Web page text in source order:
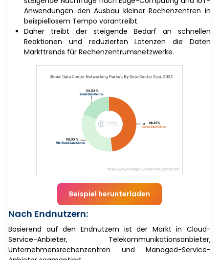
Anwendungen den Ausbau kleiner Rechenzentren in
beispiellosem Tempo vorantreibt.
Daher treibt der steigende Bedarf an schnellen
Reaktionen und reduzierten Latenzen die Daten
Markttrends für Rechenzentrumsnetzwerke.
Beispiel herunterladen
Nach Endnutzern:
Basierend auf den Endnutzern ist der Markt in Cloud-
Service-Anbieter, Telekommunikationsanbieter,
Unternehmensrechenzentren und Managed-Service-